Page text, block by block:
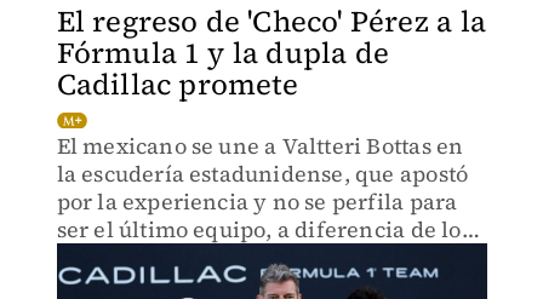
El regreso de 'Checo' Pérez a la
Fórmula 1 y la dupla de
Cadillac promete
El mexicano se une a Valtteri Bottas en
la escudería estadunidense, que apostó
por la experiencia y no se perfila para
ser el último equipo, a diferencia de los
problemas de Aston Martin